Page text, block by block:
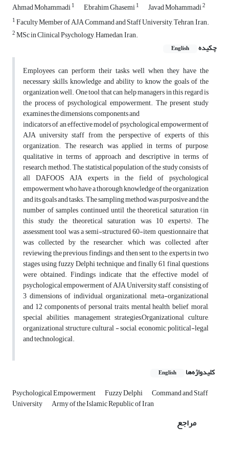
Ahmad Mohammadi1 Ebrahim Ghasemi1 Javad Mohammadi2
1Faculty Member of AJA Command and Staff University, Tehran, Iran.
2MSc in Clinical Psychology, Hamedan, Iran.
چکیده
English
Employees can perform their tasks well when they have the
necessary skills, knowledge and ability to know the goals of the
organization well. One tool that can help managers in this regard is
the process of psychological empowerment. The present study
examines the dimensions, components and
indicators of an effective model of psychological empowerment of
AJA university staff from the perspective of experts of this
organization. The research was applied in terms of purpose,
qualitative in terms of approach and descriptive in terms of
research method. The statistical population of the study consists of
all DAFOOS AJA experts in the field of psychological
empowerment who have a thorough knowledge of the organization
and its goals and tasks. The sampling method was purposive and the
number of samples continued until the theoretical saturation (in
this study, the theoretical saturation was 10 experts). The
assessment tool was a semi-structured 60-item questionnaire that
was collected by the researcher, which was collected after
reviewing the previous findings and then sent to the experts in two
stages using fuzzy Delphi technique, and finally 61 final questions
were obtained. Findings indicate that the effective model of
psychological empowerment of AJA University staff, consisting of
3 dimensions of individual, organizational, meta-organizational
and 12 components of personal traits, mental health, belief, moral,
special abilities, management strategies,Organizational culture,
organizational structure, cultural - social, economic, political-legal
and technological.
کلیدواژه‌ها English
Psychological Empowerment Fuzzy Delphi Command and Staff
University Army of the Islamic Republic of Iran
مراجع